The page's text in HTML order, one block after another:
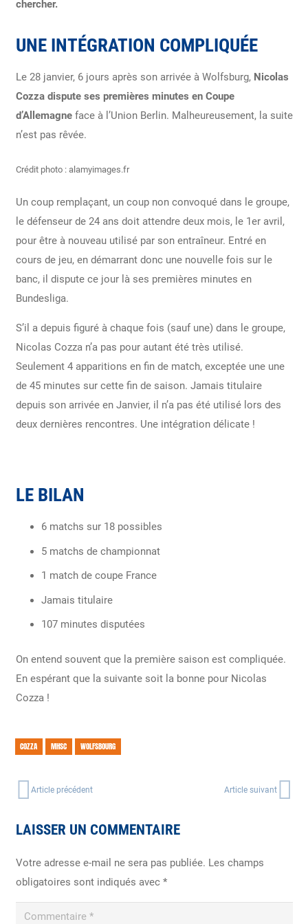
chercher.
UNE INTÉGRATION COMPLIQUÉE
Le 28 janvier, 6 jours après son arrivée à Wolfsburg, Nicolas
Cozza dispute ses premières minutes en Coupe
d’Allemagneface à l’Union Berlin. Malheureusement, la suite
n’est pas rêvée.
Crédit photo : alamyimages.fr
Un coup remplaçant, un coup non convoqué dans le groupe,
le défenseur de 24 ans doit attendre deux mois, le 1er avril,
pour être à nouveau utilisé par son entraîneur. Entré en
cours de jeu, en démarrant donc une nouvelle fois sur le
banc, il dispute ce jour là ses premières minutes en
Bundesliga.
S’il a depuis figuré à chaque fois (sauf une) dans le groupe,
Nicolas Cozza n’a pas pour autant été très utilisé.
Seulement 4 apparitions en fin de match, exceptée une une
de 45 minutes sur cette fin de saison. Jamais titulaire
depuis son arrivée en Janvier, il n’a pas été utilisé lors des
deux dernières rencontres. Une intégration délicate !
LE BILAN
6 matchs sur 18 possibles
5 matchs de championnat
1 match de coupe France
Jamais titulaire
107 minutes disputées
On entend souvent que la première saison est compliquée.
En espérant que la suivante soit la bonne pour Nicolas
Cozza !
COZZA MHSC WOLFSBOURG
Article précédent Article suivant
LAISSER UN COMMENTAIRE
Votre adresse e-mail ne sera pas publiée. Les champs
obligatoires sont indiqués avec *